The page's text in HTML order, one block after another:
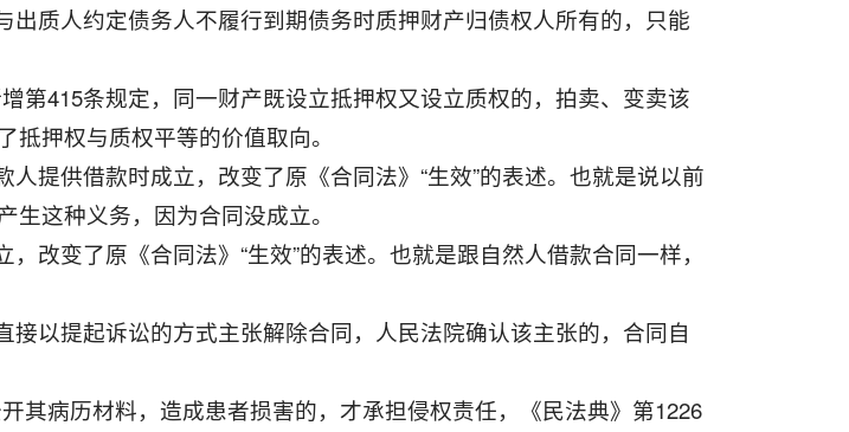
质人约定债务人不履行到期债务时质押财产归债权人所有的，只能
第415条规定，同一财产既设立抵押权又设立质权的，拍卖、变卖该
押权与质权平等的价值取向。
提供借款时成立，改变了原《合同法》“生效”的表述。也就是说以前
这种义务，因为合同没成立。
改变了原《合同法》“生效”的表述。也就是跟自然人借款合同一样，
以提起诉讼的方式主张解除合同，人民法院确认该主张的，合同自
其病历材料，造成患者损害的，才承担侵权责任，《民法典》第1226